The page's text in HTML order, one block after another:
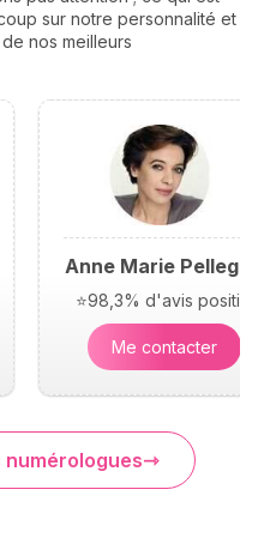
sur notre personnalité et
nos meilleurs
Anne Marie
⭐98,3% d'avis positifs
Me contacter